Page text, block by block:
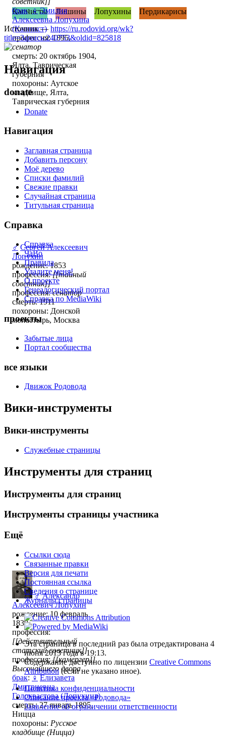
брак:♀ Эмилия
Алексеевна Лопухина
(Капнист)
профессия: 1895,
сенатор
смерть: 20 октябрь 1904,
Ялта, Таврическая
губерния
похороны: Аутское
кладбище, Ялта,
Таврическая губерния
♂ Сергей Алексеевич
Лопухин
рождение: 1853
профессия:[[тайный
советник]]
профессия:сенатор
смерть: 1911
похороны: Донской
монастырь, Москва
♂ Александр
Алексеевич Лопухин
рождение: 10 февраль
1839
профессия:
[[действительный
статский советник]]
профессия:[[камергер]]
Высочайшего двора
брак:♀ Елизавета
Дмитриевна
Голохвастова (Лопухина)
смерть: 27 январь 1895,
Ницца
похороны: Русское
кладбище (Ницца)
Капнисты Лишины Лопухины
Пердикарисы
Источник — https://ru.rodovid.org/wk?
title=Запись:240753&oldid=825818
Навигация
donate
Donate
Навигация
Заглавная страница
Добавить персону
Моё дерево
Списки фамилий
Свежие правки
Случайная страница
Титульная страница
Справка
Справка
ЧаВо
Правила
Удалите меня!
О проекте
Генеалогический портал
Справка по MediaWiki
проекты
Забытые лица
Портал сообщества
все языки
Движок Родовода
Вики-инструменты
Вики-инструменты
Служебные страницы
Инструменты для страниц
Инструменты для страниц
Инструменты страницы участника
Ещё
Ссылки сюда
Связанные правки
Версия для печати
Постоянная ссылка
Сведения о странице
Журналы страницы
Эта страница в последний раз была отредактирована 4
июня 2013 года в 19:13.
Содержание доступно по лицензии Creative Commons
Attribution (если не указано иное).
Политика конфиденциальности
Описание проекта «Родовода»
Заявление об ограничении ответственности